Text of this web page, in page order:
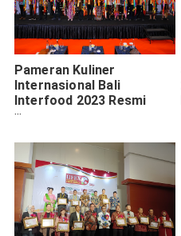
Pameran Kuliner
Internasional Bali
Interfood 2023 Resmi
Digelar, Ada Ratusan
Minuman